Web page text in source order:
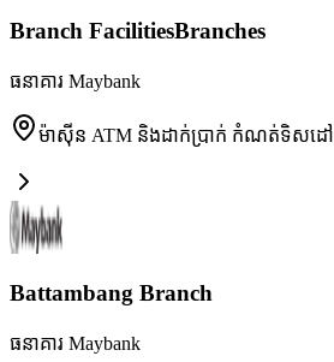
Branch FacilitiesBranches
ធនាគារ Maybank
ម៉ាស៊ីន ATM និងដាក់ប្រាក់ កំណត់ទិសដៅ
Battambang Branch
ធនាគារ Maybank